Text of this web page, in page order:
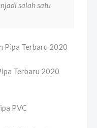
salah satu
Terbaru 2020